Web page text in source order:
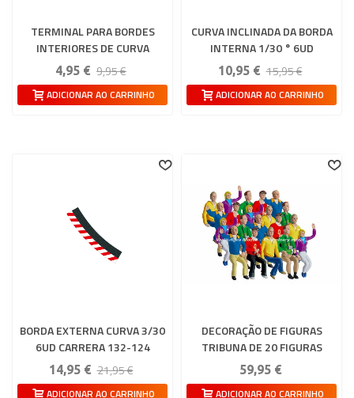
TERMINAL PARA BORDES
INTERIORES DE CURVA
PERALTADA 6UD CARRERA
132-124
4,95 € 9,95 €
ADICIONAR AO CARRINHO
CURVA INCLINADA DA BORDA
INTERNA 1/30 ° 6UD
CARRERA 132-124
10,95 € 15,95 €
ADICIONAR AO CARRINHO
BORDA EXTERNA CURVA 3/30
6UD CARRERA 132-124
14,95 € 21,95 €
ADICIONAR AO CARRINHO
DECORAÇÃO DE FIGURAS
TRIBUNA DE 20 FIGURAS
CARRERA 132-124
59,95 €
ADICIONAR AO CARRINHO